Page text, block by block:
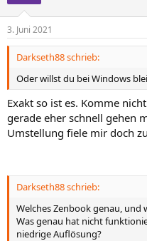
e
n
3. Juni 2021
Darkseth88 schrieb:
Oder willst du bei Windows
Exakt so ist es. Komme
gerade eher schnell gehen
Umstellung fiele mir doch
Darkseth88 schrieb:
Welches Zenbook genau, und
Was genau hat nicht
niedrige Auflösung?